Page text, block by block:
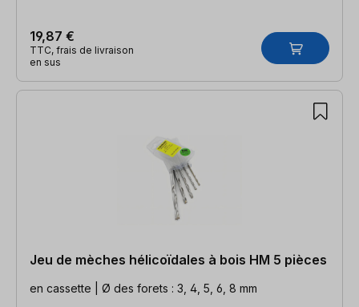
19,87 €
TTC, frais de livraison
en sus
Jeu de mèches hélicoïdales à bois HM 5 pièces
en cassette | Ø des forets : 3, 4, 5, 6, 8 mm